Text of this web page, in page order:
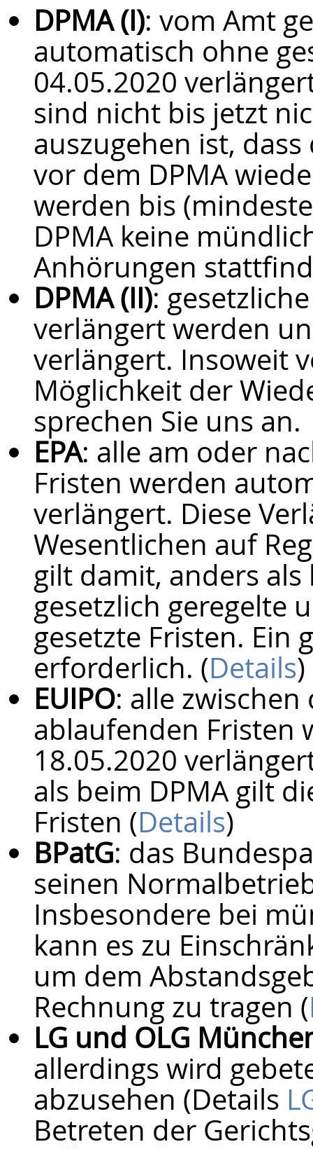
DPMA (I): vom Amt
automatisch ohne
04.05.2020
sind nicht bis jetzt
auszugehen ist,
vor dem DPMA
werden bis
DPMA keine
Anhörungen
DPMA (II):
verlängert werden
verlängert. Insoweit
Möglichkeit der
sprechen Sie uns an.
EPA: alle am oder
Fristen werden
verlängert. Diese
Wesentlichen auf
gilt damit, anders
gesetzlich geregelte
gesetzte Fristen. Ein
erforderlich. (Details)
EUIPO: alle
ablaufenden Fristen
18.05.2020
als beim DPMA gilt
Fristen (Details)
BPatG: das
seinen
Insbesondere bei
kann es zu
um dem
Rechnung zu tragen (
LG und OLG
allerdings wird
abzusehen (Details
Betreten der